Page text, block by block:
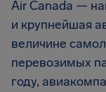
Air Canada —
и крупнейшая
величине
перевозимых
году,